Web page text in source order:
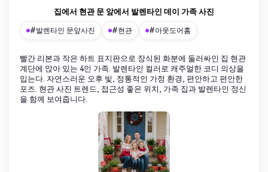
집에서 현관 문 앞에서 발렌타인 데이 가족 사진
#발렌타인 문앞사진 #현관 #아웃도어홈
빨간 리본과 작은 하트 표지판으로 장식된 화분에 둘러싸인 집 현관
계단에 앉아 있는 4인 가족. 발렌타인 컬러로 캐주얼한 코디 의상을
입는다. 자연스러운 오후 빛, 정통적인 가정 환경, 편안하고 편안한
포즈. 현관 사진 트렌드, 접근성 좋은 위치, 가족 집과 발렌타인 정신
을 함께 보여줍니다.